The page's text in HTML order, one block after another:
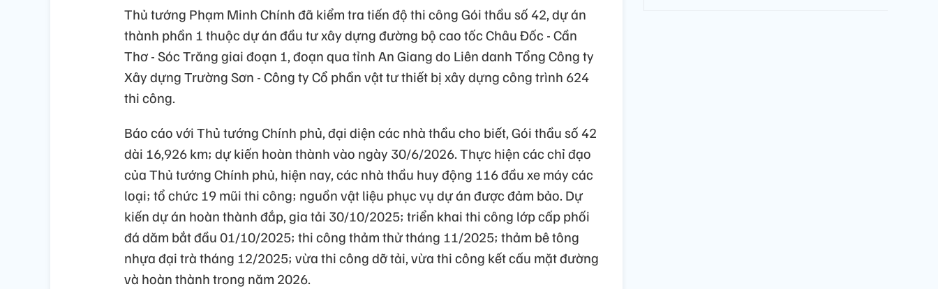
Thủ tướng Phạm Minh Chính đã kiểm tra tiến độ thi công Gói thầu số 42, dự án
thành phần 1 thuộc dự án đầu tư xây dựng đường bộ cao tốc Châu Đốc - Cần
Thơ - Sóc Trăng giai đoạn 1, đoạn qua tỉnh An Giang do Liên danh Tổng Công ty
Xây dựng Trường Sơn - Công ty Cổ phần vật tư thiết bị xây dựng công trình 624
thi công.
Báo cáo với Thủ tướng Chính phủ, đại diện các nhà thầu cho biết, Gói thầu số 42
dài 16,926 km; dự kiến hoàn thành vào ngày 30/6/2026. Thực hiện các chỉ đạo
của Thủ tướng Chính phủ, hiện nay, các nhà thầu huy động 116 đầu xe máy các
loại; tổ chức 19 mũi thi công; nguồn vật liệu phục vụ dự án được đảm bảo. Dự
kiến dự án hoàn thành đắp, gia tải 30/10/2025; triển khai thi công lớp cấp phối
đá dăm bắt đầu 01/10/2025; thi công thảm thử tháng 11/2025; thảm bê tông
nhựa đại trà tháng 12/2025; vừa thi công dỡ tải, vừa thi công kết cấu mặt đường
và hoàn thành trong năm 2026.